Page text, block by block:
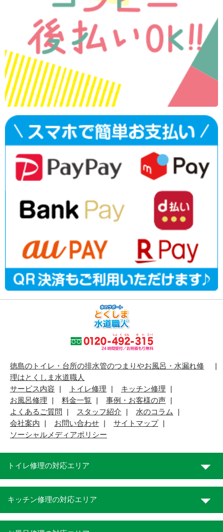
徳島のトイレ・台所の排水管のつまりやお風呂・水漏れ修
理はとくしま水道職人
サービス内容
トイレ修理
キッチン修理
お風呂修理
料金一覧
事例・お客様の声
よくあるご質問
スタッフ紹介
水のコラム
会社案内
お問い合わせ
サイトマップ
ソーシャルメディアポリシー
トイレ修理の対応エリア
キッチン修理の対応エリア